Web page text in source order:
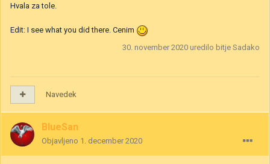
Hvala za tole.
Edit: I see what you did there. Cenim
30. november 2020 uredilo bitje Sadako
Navedek
BlueSan
Objavljeno 1. december 2020